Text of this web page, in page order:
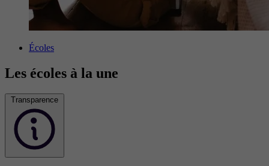
Écoles
Les écoles à la une
Transparence